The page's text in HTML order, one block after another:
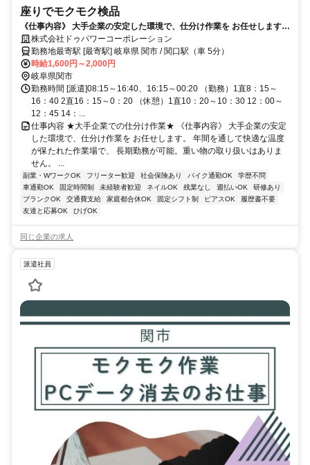
座りでモクモク検品
《仕事内容》 大手企業の安定した環境で、仕分け作業を お任せします。
年間を通して快適な温度が保たれた作業場で、 長期勤務が可能。重い物
の取り扱いはありません。
株式会社ドゥパワーコーポレーション
勤務地最寄駅 [最寄駅] 岐阜県 関市 / 関口駅（車 5分）
時給1,600円～2,000円
岐阜県関市
勤務時間 [派遣]08:15～16:40、16:15～00:20 （勤務）1直8：15～
16：40 2直16：15～0：20 （休憩）1直10：20～10：30 12：00～
12：45 14：...
仕事内容 ★大手企業での仕分け作業★ 《仕事内容》 大手企業の安定
した環境で、仕分け作業を お任せします。 年間を通して快適な温度
が保たれた作業場で、 長期勤務が可能。重い物の取り扱いはありま
せん。 ...
副業・WワークOK フリーター歓迎 社会保険あり バイク通勤OK
学歴不問
車通勤OK
固定時間制 未経験者歓迎 ネイルOK 残業なし 週払いOK
研修あり
ブランクOK
交通費支給 家庭都合休OK 固定シフト制 ピアスOK
履歴書不要
友達と応募OK
ひげOK
同じ企業の求人
派遣社員